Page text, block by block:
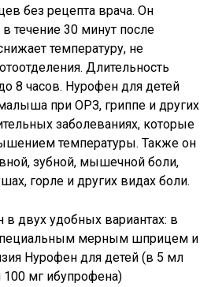
без рецепта врача. Он
течение 30 минут после
температуру, не
Длительность
8 часов. Нурофен для детей
при ОРЗ, гриппе и других
заболеваниях, которые
температуры. Также он
зубной, мышечной боли,
горле и других видах боли.
в двух удобных вариантах: в
мерным шприцем и
Нурофен для детей (в 5 мл
100 мг ибупрофена)